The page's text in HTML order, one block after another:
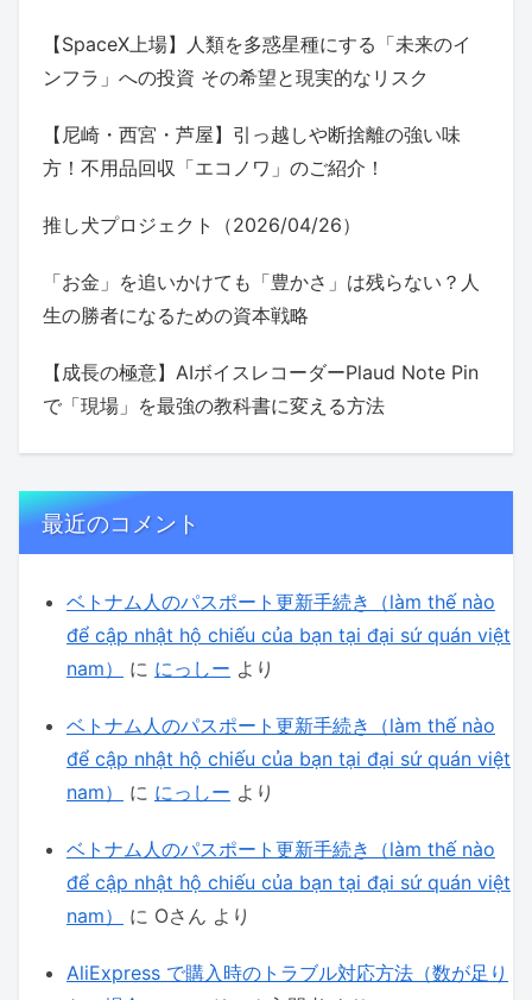
【SpaceX上場】人類を多惑星種にする「未来のイ
ンフラ」への投資 その希望と現実的なリスク
【尼崎・西宮・芦屋】引っ越しや断捨離の強い味
方！不用品回収「エコノワ」のご紹介！
推し犬プロジェクト（2026/04/26）
「お金」を追いかけても「豊かさ」は残らない？人
生の勝者になるための資本戦略
【成長の極意】AIボイスレコーダーPlaud Note Pin
で「現場」を最強の教科書に変える方法
最近のコメント
ベトナム人のパスポート更新手続き（làm thế nào
để cập nhật hộ chiếu của bạn tại đại sứ quán việt
nam）
に にっしー より
ベトナム人のパスポート更新手続き（làm thế nào
để cập nhật hộ chiếu của bạn tại đại sứ quán việt
nam）
に にっしー より
ベトナム人のパスポート更新手続き（làm thế nào
để cập nhật hộ chiếu của bạn tại đại sứ quán việt
nam）
に Oさん より
AliExpress で購入時のトラブル対応方法（数が足り